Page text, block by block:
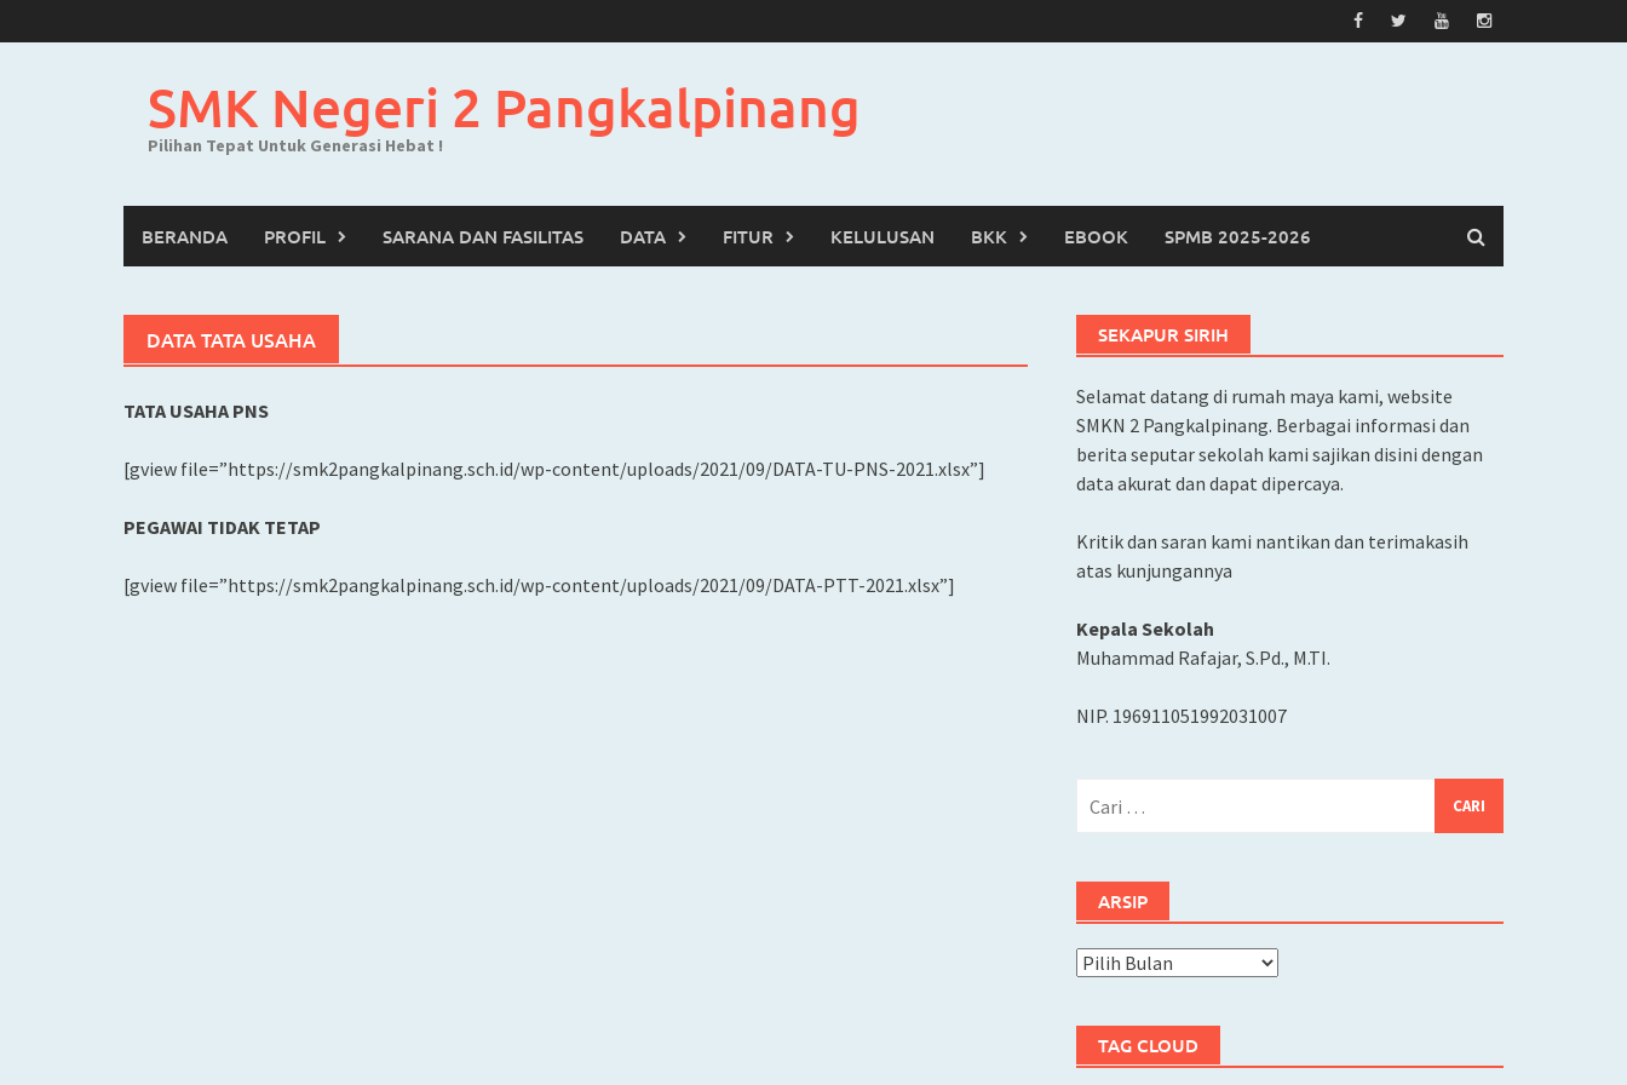
to
SMK Negeri 2 Pangkalpinang
Pilihan Tepat Untuk Generasi Hebat !
BERANDA PROFIL SARANA DAN FASILITAS DATA FITUR KELULUSAN BKK EBOOK SPMB 2025-2026
DATA TATA USAHA
TATA USAHA PNS
[gview file=”https://smk2pangkalpinang.sch.id/wp-content/uploads/2021/09/DATA-TU-PNS-2021.xlsx”]
PEGAWAI TIDAK TETAP
[gview file=”https://smk2pangkalpinang.sch.id/wp-content/uploads/2021/09/DATA-PTT-2021.xlsx”]
SEKAPUR SIRIH
Selamat datang di rumah maya kami, website
SMKN 2 Pangkalpinang. Berbagai informasi dan
berita seputar sekolah kami sajikan disini dengan
data akurat dan dapat dipercaya.
Kritik dan saran kami nantikan dan terimakasih
atas kunjungannya
Kepala Sekolah
Muhammad Rafajar, S.Pd., M.TI.
NIP. 196911051992031007
ARSIP
Arsip
TAG CLOUD